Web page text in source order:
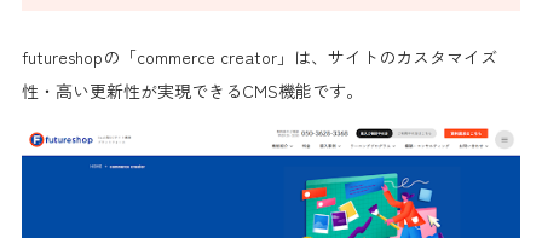
futureshopの「commerce creator」は、サイトのカスタマイズ
性・高い更新性が実現できるCMS機能です。